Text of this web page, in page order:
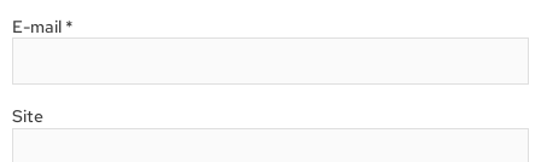
E-mail *
Site